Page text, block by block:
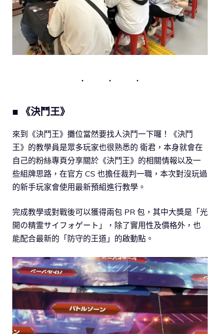
■ 《決鬥王》
來到《決鬥王》攤位當然要找人決鬥一下囉！《決鬥
王》的教學員是眾多玩家也很熟悉的 衛君，本身就會在
自己的粉絲專頁分享關於《決鬥王》的相關情報以及一
些組牌思路，在官方 CS 也擔任裁判一職，本次對沒玩過
的新手玩家會使用最新預組進行教學。
完成教學或對戰後可以獲得兩包 PR 包，其中大獎是「光
開の精霊サイフォゲート」，除了實用性及價格外，也
能配合最新的「防守的王道」的啟動點。